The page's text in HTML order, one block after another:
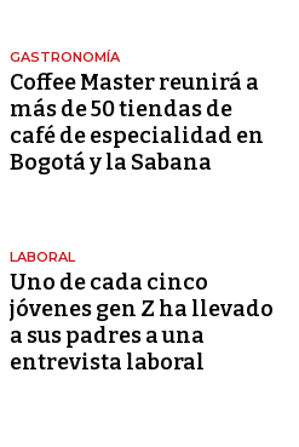
GASTRONOMÍA
Coffee Master reunirá a
más de 50 tiendas de
café de especialidad en
Bogotá y la Sabana
LABORAL
Uno de cada cinco
jóvenes gen Z ha llevado
a sus padres a una
entrevista laboral